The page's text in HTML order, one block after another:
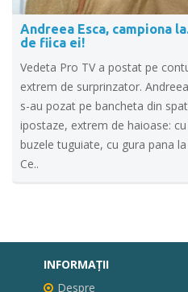
Andreea Esca, campiona
de fiica ei!
Vedeta Pro TV a postat pe
extrem de surprinzator.
s-au pozat pe bancheta din
ipostaze, extrem de haioase: cu
buzele tuguiate, cu gura pana
Ce..
INFORMAŢII
Despre